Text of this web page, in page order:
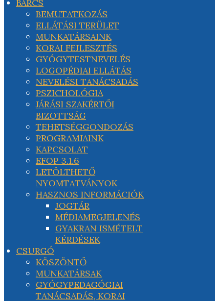
BARCS
BEMUTATKOZÁS
ELLÁTÁSI TERÜLET
MUNKATÁRSAINK
KORAI FEJLESZTÉS
GYÓGYTESTNEVELÉS
LOGOPÉDIAI ELLÁTÁS
NEVELÉSI TANÁCSADÁS
PSZICHOLÓGIA
JÁRÁSI SZAKÉRTŐI
BIZOTTSÁG
TEHETSÉGGONDOZÁS
PROGRAMJAINK
KAPCSOLAT
EFOP 3.1.6
LETÖLTHETŐ
NYOMTATVÁNYOK
HASZNOS INFORMÁCIÓK
JOGTÁR
MÉDIAMEGJELENÉS
GYAKRAN ISMÉTELT
KÉRDÉSEK
CSURGÓ
KÖSZÖNTŐ
MUNKATÁRSAK
GYÓGYPEDAGÓGIAI
TANÁCSADÁS, KORAI